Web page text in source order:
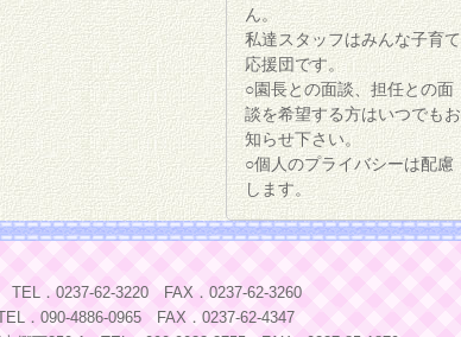
ん。
私達スタッフはみんな子育て
応援団です。
○園長との面談、担任との面
談を希望する方はいつでもお
知らせ下さい。
○個人のプライバシーは配慮
します。
．0237-62-3220 FAX．0237-62-3260
．090-4886-0965 FAX．0237-62-4347